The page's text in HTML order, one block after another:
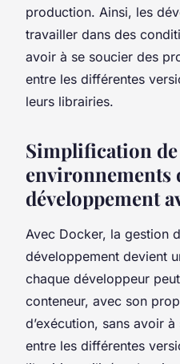
production. Ainsi, les
travailler dans des
avoir à se soucier des
entre les différentes
leurs librairies.
Simplification de
environnements
développement
Avec Docker, la gestion
développement devient
chaque développeur
conteneur, avec son
d’exécution, sans avoir
entre les différentes